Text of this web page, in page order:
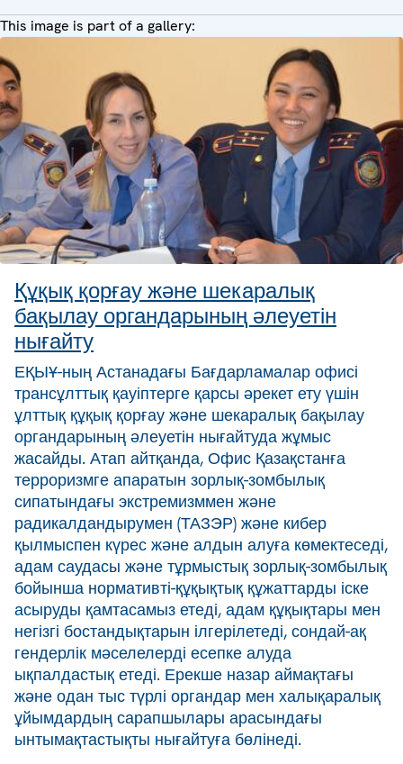
This image is part of a gallery:
Құқық қорғау және шекаралық
бақылау органдарының әлеуетін
нығайту
ЕҚЫҰ-ның Астанадағы Бағдарламалар офисі
трансұлттық қауіптерге қарсы әрекет ету үшін
ұлттық құқық қорғау және шекаралық бақылау
органдарының әлеуетін нығайтуда жұмыс
жасайды. Атап айтқанда, Офис Қазақстанға
терроризмге апаратын зорлық-зомбылық
сипатындағы экстремизммен және
радикалдандырумен (ТАЗЭР) және кибер
қылмыспен күрес және алдын алуға көмектеседі,
адам саудасы және тұрмыстық зорлық-зомбылық
бойынша нормативті-құқықтық құжаттарды іске
асыруды қамтасамыз етеді, адам құқықтары мен
негізгі бостандықтарын ілгерілетеді, сондай-ақ
гендерлік мәселелерді есепке алуда
ықпалдастық етеді. Ерекше назар аймақтағы
және одан тыс түрлі органдар мен халықаралық
ұйымдардың сарапшылары арасындағы
ынтымақтастықты нығайтуға бөлінеді.